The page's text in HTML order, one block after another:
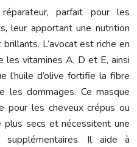
parfait pour les
leur apportant une nutrition
L’avocat est riche en
les vitamines A, D et E, ainsi
l’huile d’olive fortifie la fibre
les dommages. Ce masque
pour les cheveux crépus ou
secs et nécessitent une
Il aide à